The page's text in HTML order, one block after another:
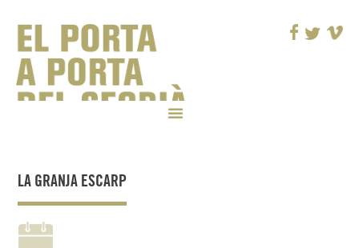
LA GRANJA ESCARP